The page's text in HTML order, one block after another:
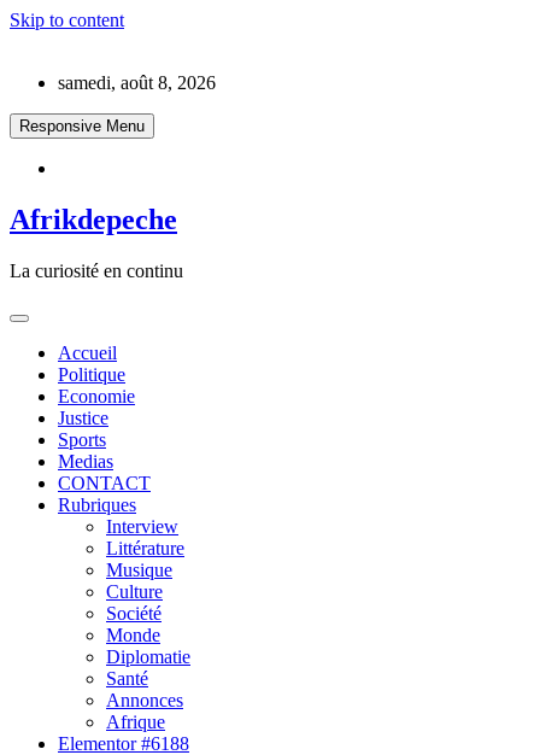
Skip to content
samedi, août 8, 2026
Responsive Menu
Afrikdepeche
La curiosité en continu
Accueil
Politique
Economie
Justice
Sports
Medias
CONTACT
Rubriques
Interview
Littérature
Musique
Culture
Société
Monde
Diplomatie
Santé
Annonces
Afrique
Elementor #6188